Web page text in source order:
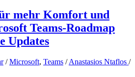
mehr Komfort und
Teams-Roadmap
Updates
/Microsoft, Teams /Anastasios Ntaflos /